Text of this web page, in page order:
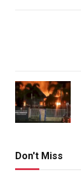
Don't Miss